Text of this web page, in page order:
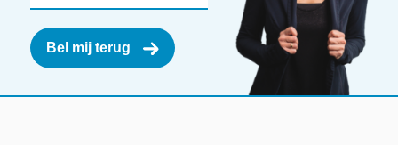
Bel mij terug